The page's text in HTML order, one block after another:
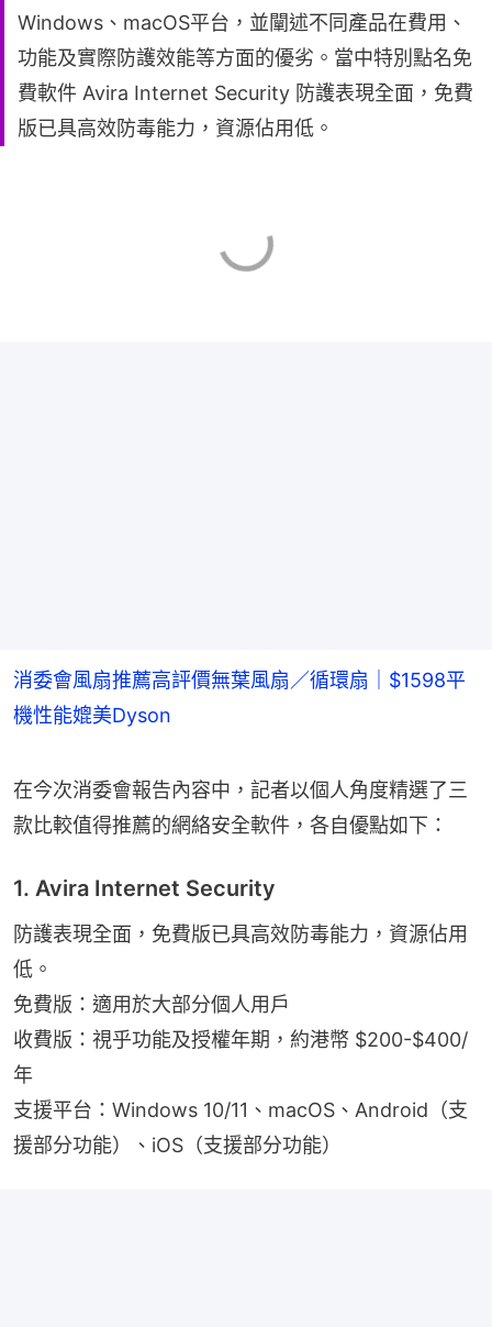
Windows、macOS平台，並闡述不同產品在費用、
功能及實際防護效能等方面的優劣。當中特別點名免
費軟件 Avira Internet Security 防護表現全面，免費
版已具高效防毒能力，資源佔用低。
消委會風扇推薦高評價無葉風扇／循環扇｜$1598平
機性能媲美Dyson
在今次消委會報告內容中，記者以個人角度精選了三
款比較值得推薦的網絡安全軟件，各自優點如下：
1. Avira Internet Security
防護表現全面，免費版已具高效防毒能力，資源佔用
低。
免費版：適用於大部分個人用戶
收費版：視乎功能及授權年期，約港幣 $200-$400/
年
支援平台：Windows 10/11、macOS、Android（支
援部分功能）、iOS（支援部分功能）